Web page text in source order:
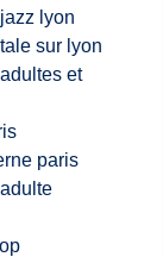
lyon
sur lyon
et
paris